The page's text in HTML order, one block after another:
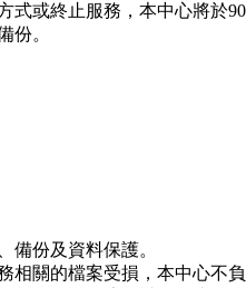
或終止服務，本中心將於
份。
備份及資料保護。
關的檔案受損，本中心不